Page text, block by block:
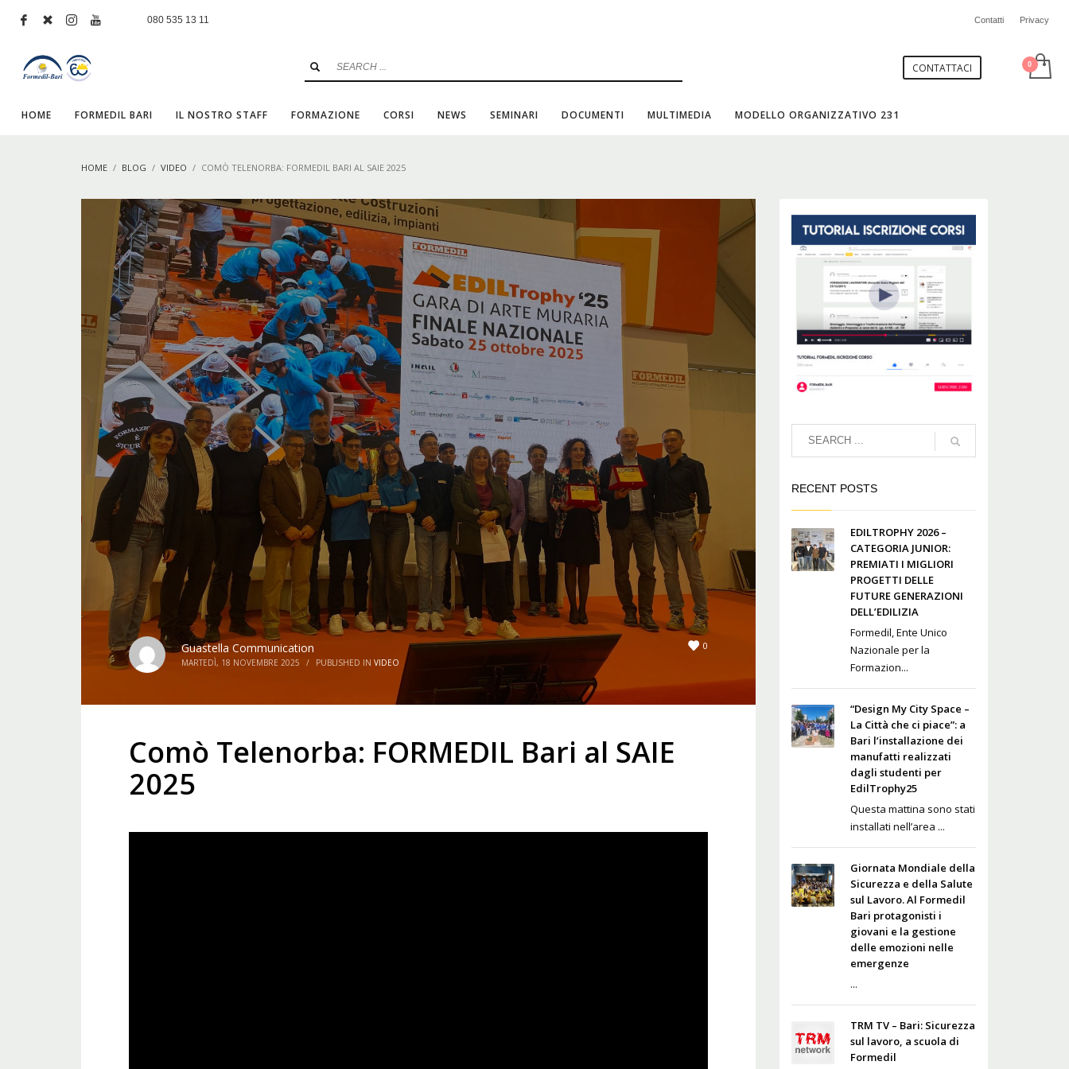
080 535 13 11 Contatti Privacy
CONTATTACI
HOME FORMEDIL BARI IL NOSTRO STAFF FORMAZIONE CORSI NEWS SEMINARI DOCUMENTI MULTIMEDIA MODELLO ORGANIZZATIVO 231
HOME BLOG VIDEO COMÒ TELENORBA: FORMEDIL BARI AL SAIE 2025
0
Guastella Communication
MARTEDÌ, 18 NOVEMBRE 2025 / PUBLISHED IN VIDEO
Comò Telenorba: FORMEDIL Bari al SAIE
2025
RECENT POSTS
EDILTROPHY 2026 –
CATEGORIA JUNIOR:
PREMIATI I MIGLIORI
PROGETTI DELLE
FUTURE GENERAZIONI
DELL’EDILIZIA
Formedil, Ente Unico
Nazionale per la
Formazion...
“Design My City Space –
La Città che ci piace”: a
Bari l’installazione dei
manufatti realizzati
dagli studenti per
EdilTrophy25
Questa mattina sono stati
installati nell’area ...
Giornata Mondiale della
Sicurezza e della Salute
sul Lavoro. Al Formedil
Bari protagonisti i
giovani e la gestione
delle emozioni nelle
emergenze
...
TRM TV – Bari: Sicurezza
sul lavoro, a scuola di
Formedil